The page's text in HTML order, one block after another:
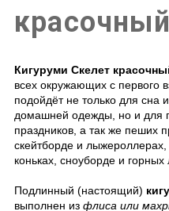
красочный
Кигуруми Скелет
всех окружающих с первого
подойдёт не только для сна
домашней одежды, но и для
праздников, а так же пеших
скейтборде и
коньках, сноуборде и
Подлинный (настоящий)
выполнен из флиса или